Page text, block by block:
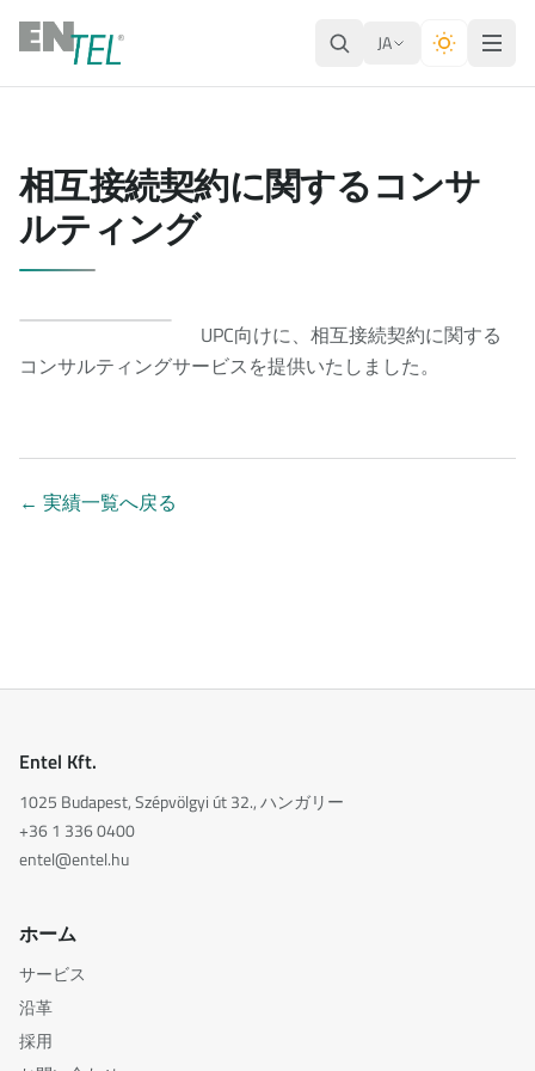
JA
相互接続契約に関するコンサ
ルティング
UPC向けに、相互接続契約に関する
コンサルティングサービスを提供いたしました。
← 実績一覧へ戻る
Entel Kft.
1025 Budapest, Szépvölgyi út 32., ハンガリー
+36 1 336 0400
entel@entel.hu
ホーム
サービス
沿革
採用